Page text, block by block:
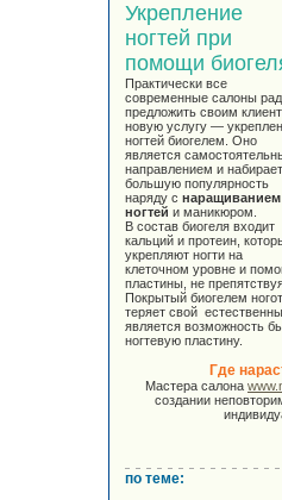
Укрепление
ногтей при
помощи
Практически все
современные салоны
предложить своим
новую услугу —
ногтей биогелем. Оно
является
направлением и
большую популярность
наряду с наращиванием
ногтей и маникюром.
В состав биогеля входит
кальций и протеин,
укрепляют ногти на
клеточном уровне и
пластины, не
Покрытый биогелем
теряет свой
является возможность
ногтевую пластину.
Где
Мастера салона
создании
по теме: